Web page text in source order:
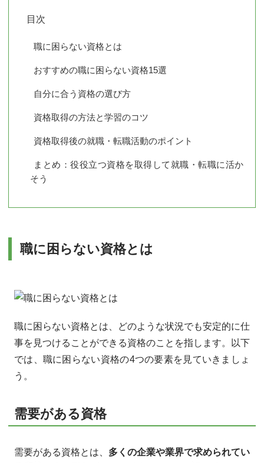
目次
職に困らない資格とは
おすすめの職に困らない資格15選
自分に合う資格の選び方
資格取得の方法と学習のコツ
資格取得後の就職・転職活動のポイント
まとめ：役役立つ資格を取得して就職・転職に活か
そう
職に困らない資格とは
職に困らない資格とは、どのような状況でも安定的に仕
事を見つけることができる資格のことを指します。以下
では、職に困らない資格の4つの要素を見ていきましょ
う。
需要がある資格
需要がある資格とは、 多くの企業や業界で求められてい